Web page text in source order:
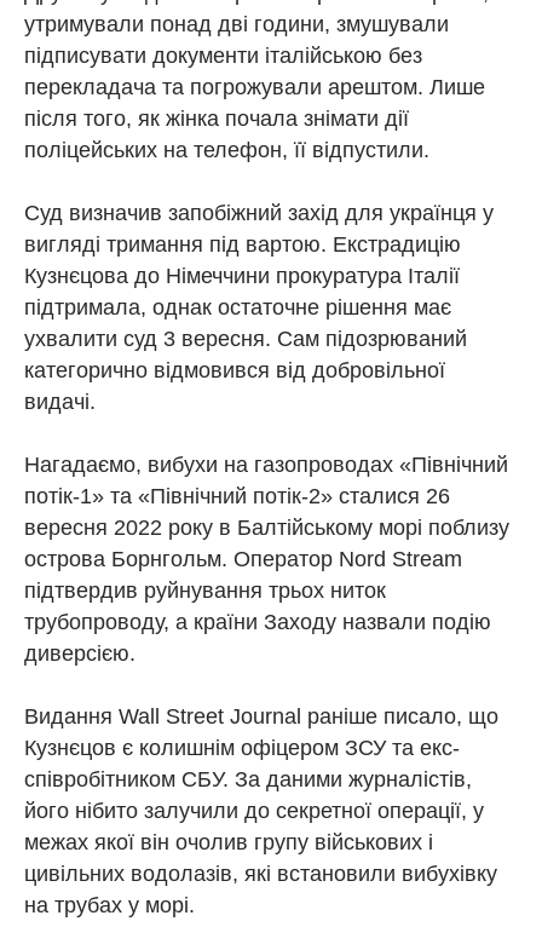
утримували понад дві години, змушували
підписувати документи італійською без
перекладача та погрожували арештом. Лише
після того, як жінка почала знімати дії
поліцейських на телефон, її відпустили.
Суд визначив запобіжний захід для українця у
вигляді тримання під вартою. Екстрадицію
Кузнєцова до Німеччини прокуратура Італії
підтримала, однак остаточне рішення має
ухвалити суд 3 вересня. Сам підозрюваний
категорично відмовився від добровільної
видачі.
Нагадаємо, вибухи на газопроводах «Північний
потік-1» та «Північний потік-2» сталися 26
вересня 2022 року в Балтійському морі поблизу
острова Борнгольм. Оператор Nord Stream
підтвердив руйнування трьох ниток
трубопроводу, а країни Заходу назвали подію
диверсією.
Видання Wall Street Journal раніше писало, що
Кузнєцов є колишнім офіцером ЗСУ та екс-
співробітником СБУ. За даними журналістів,
його нібито залучили до секретної операції, у
межах якої він очолив групу військових і
цивільних водолазів, які встановили вибухівку
на трубах у морі.